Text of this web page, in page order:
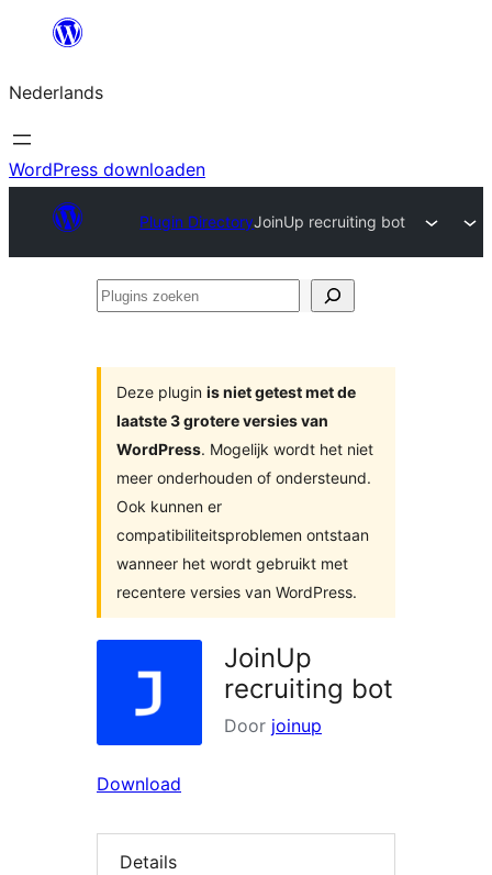
de
inhoud
Nederlands
WordPress downloaden
Plugin DirectoryJoinUp recruiting bot
Plugins
Deze plugin is niet getest met de
laatste 3 grotere versies van
WordPress. Mogelijk wordt het niet
meer onderhouden of ondersteund.
Ook kunnen er
compatibiliteitsproblemen ontstaan
wanneer het wordt gebruikt met
recentere versies van WordPress.
JoinUp
recruiting bot
Door joinup
Download
Details